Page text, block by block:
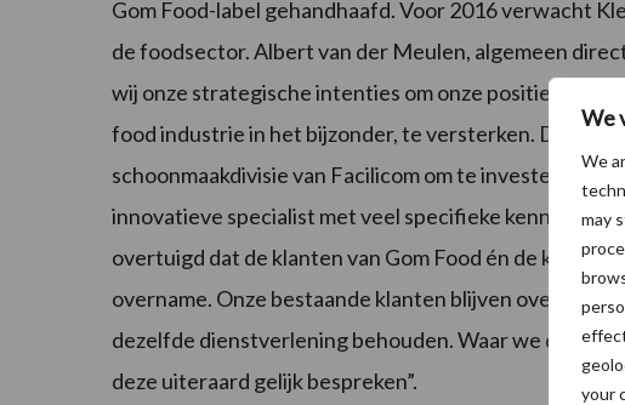
We
We
may
your
Gom Food-label gehandhaafd. Voor 2016 verwacht
de foodsector. Albert van der Meulen, algemeen
wij onze strategische intenties om onze positie in de
food industrie in het bijzonder, te versterken. Deze
schoonmaakdivisie van Facilicom om te investeren in
innovatieve specialist met veel specifieke kennis en
overtuigd dat de klanten van Gom Food én de klanten
overname. Onze bestaande klanten blijven
dezelfde dienstverlening behouden. Waar we direct
deze uiteraard gelijk bespreken”.